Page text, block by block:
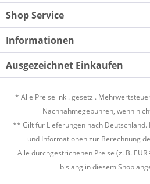
Shop Service
Informationen
Ausgezeichnet Einkaufen
* Alle Preise inkl. gesetzl.
Nachnahmegebühren, wenn
** Gilt für Lieferungen nach
und Informationen zur Berechnung
Alle durchgestrichenen Preise (z. B. EUR
bislang in diesem Shop